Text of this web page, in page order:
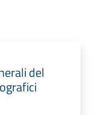
del